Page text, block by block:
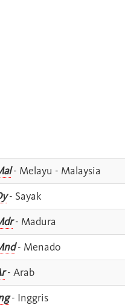
- Melayu - Malaysia
- Sayak
- Madura
- Menado
- Arab
- Inggris